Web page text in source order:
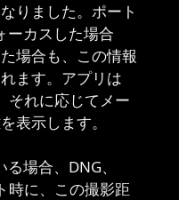
りました。ポート
ーカスした場合
場合も、この情報
ます。アプリは
それに応じてメー
表示します。
場合、DNG、
時に、この撮影距